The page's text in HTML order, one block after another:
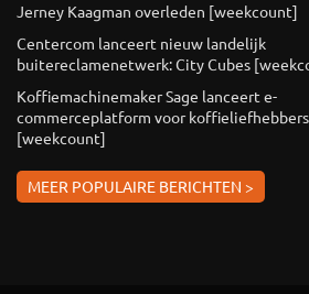
Jerney Kaagman overleden [weekcount]
Centercom lanceert nieuw landelijk
buitereclamenetwerk: City Cubes
Koffiemachinemaker Sage lanceert e-
commerceplatform voor koffieliefhebbers
[weekcount]
MEER POPULAIRE BERICHTEN >